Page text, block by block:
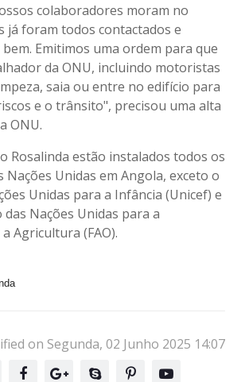
colaboradores moram no
já foram todos contactados e
Emitimos uma ordem para que
da ONU, incluindo motoristas
saia ou entre no edifício para
e o trânsito", precisou uma alta
ONU.
Rosalinda estão instalados todos os
Nações Unidas em Angola, exceto o
Unidas para a Infância (Unicef) e
das Nações Unidas para a
Agricultura (FAO).
on Segunda, 02 Junho 2025 14:07